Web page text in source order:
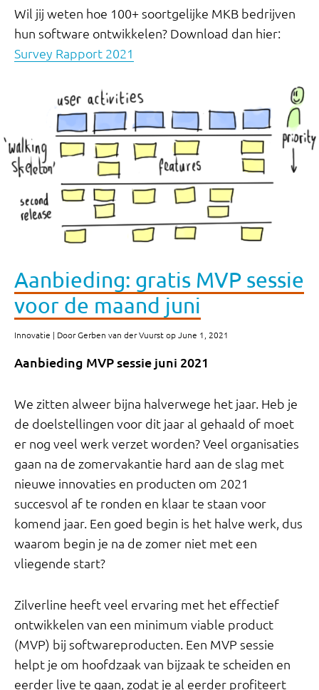
Wil jij weten hoe 100+ soortgelijke MKB bedrijven
hun software ontwikkelen? Download dan hier:
Survey Rapport 2021
Aanbieding: gratis MVP sessie
voor de maand juni
Innovatie | Door Gerben van der Vuurst op June 1, 2021
Aanbieding MVP sessie juni 2021
We zitten alweer bijna halverwege het jaar. Heb je
de doelstellingen voor dit jaar al gehaald of moet
er nog veel werk verzet worden? Veel organisaties
gaan na de zomervakantie hard aan de slag met
nieuwe innovaties en producten om 2021
succesvol af te ronden en klaar te staan voor
komend jaar. Een goed begin is het halve werk, dus
waarom begin je na de zomer niet met een
vliegende start?
Zilverline heeft veel ervaring met het effectief
ontwikkelen van een minimum viable product
(MVP) bij softwareproducten. Een MVP sessie
helpt je om hoofdzaak van bijzaak te scheiden en
eerder live te gaan, zodat je al eerder profiteert